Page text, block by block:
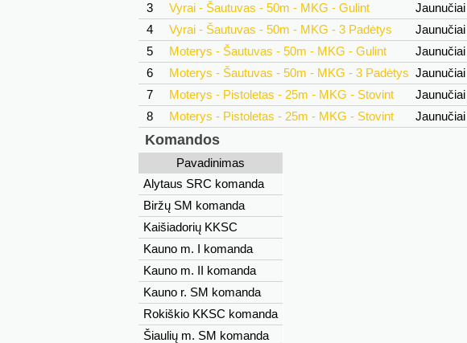
3
Vyrai - Šautuvas - 50m - MKG - Gulint Jaunučiai
4
Vyrai - Šautuvas - 50m - MKG - 3 Padėtys Jaunučiai
5
Moterys - Šautuvas - 50m - MKG - Gulint Jaunučiai
6
Moterys - Šautuvas - 50m - MKG - 3 Padėtys Jaunučiai
7
Moterys - Pistoletas - 25m - MKG - Stovint Jaunučiai
8
Moterys - Pistoletas - 25m - MKG - Stovint Jaunučiai
Komandos
Pavadinimas
Alytaus SRC komanda
Biržų SM komanda
Kaišiadorių KKSC
Kauno m. I komanda
Kauno m. II komanda
Kauno r. SM komanda
Rokiškio KKSC komanda
Šiaulių m. SM komanda